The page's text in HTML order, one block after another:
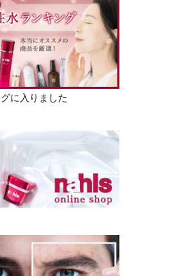
に入りました